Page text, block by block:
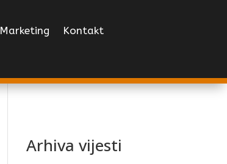
Marketing Kontakt
Arhiva vijesti